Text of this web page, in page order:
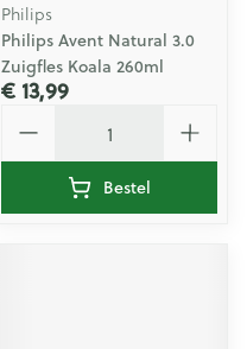
Philips
Philips Avent Natural 3.0
Zuigfles Koala 260ml
€ 13,99
Bestel